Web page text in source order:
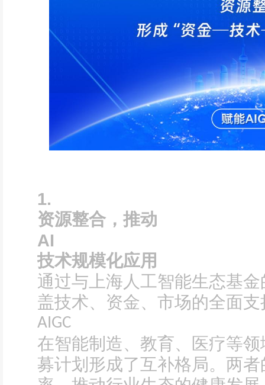
1.
资源整合，推动
AI
技术规模化应用
通过与上海人工智能生态基
盖技术、资金、市场的全面
AIGC
在智能制造、教育、医疗等
募计划形成了互补格局。两